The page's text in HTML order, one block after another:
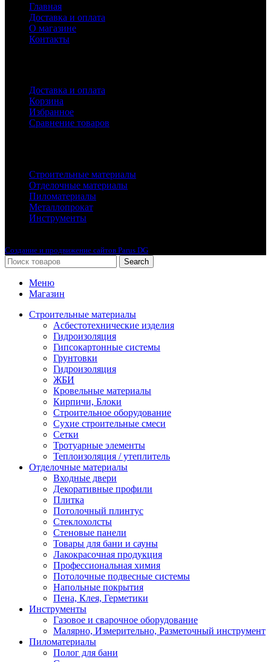
Главная
Доставка и оплата
О магазине
Контакты
Доставка и оплата
Корзина
Избранное
Сравнение товаров
Строительные материалы
Отделочные материалы
Пиломатериалы
Металлопрокат
Инструменты
Создание и продвижение сайтов Parus DG
Search
Меню
Магазин
Строительные материалы
Асбестотехнические изделия
Гидроизоляция
Гипсокартонные системы
Грунтовки
Гидроизоляция
ЖБИ
Кровельные материалы
Кирпичи, Блоки
Строительное оборудование
Сухие строительные смеси
Сетки
Тротуарные элементы
Теплоизоляция / утеплитель
Отделочные материалы
Входные двери
Декоративные профили
Плитка
Потолочный плинтус
Стеклохолсты
Стеновые панели
Товары для бани и сауны
Лакокрасочная продукция
Профессиональная химия
Потолочные подвесные системы
Напольные покрытия
Пена, Клея, Герметики
Инструменты
Газовое и сварочное оборудование
Малярно, Измерительно, Разметочный инструмент
Пиломатериалы
Полог для бани